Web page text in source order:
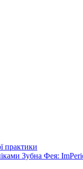
практики
Зубна Фея: